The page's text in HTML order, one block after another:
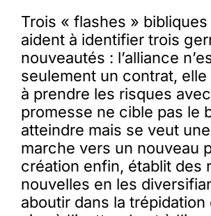
Trois « flashes »
aident à identifier trois
nouveautés : l’alliance
seulement un contrat,
à prendre les risques avec
promesse ne cible pas le
atteindre mais se veut
marche vers un nouveau
création enfin, établit des
nouvelles en les
aboutir dans la trépidation